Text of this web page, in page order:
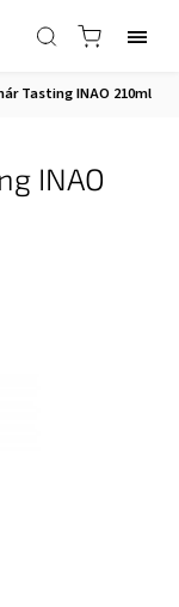
Tasting INAO 210ml
INAO